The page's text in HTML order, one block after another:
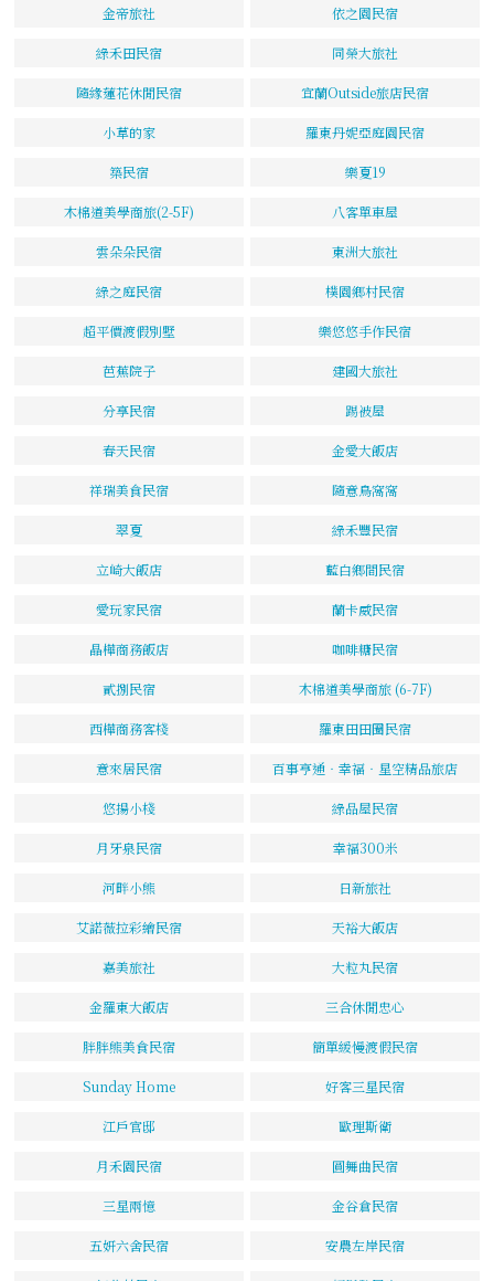
金帝旅社 依之園民宿
綠禾田民宿 同榮大旅社
隨緣蓮花休閒民宿 宜蘭Outside旅店民宿
小草的家 羅東丹妮亞庭園民宿
築民宿 樂夏19
木棉道美學商旅(2-5F) 八客單車屋
雲朵朵民宿 東洲大旅社
綠之庭民宿 樸園鄉村民宿
超平價渡假別墅 樂悠悠手作民宿
芭蕉院子 建國大旅社
分享民宿 踢被屋
春天民宿 金愛大飯店
祥瑞美食民宿 隨意鳥窩窩
翠夏 綠禾豐民宿
立崎大飯店 藍白鄉間民宿
愛玩家民宿 蘭卡威民宿
晶樺商務飯店 咖啡糖民宿
貳捌民宿 木棉道美學商旅 (6-7F)
西樺商務客棧 羅東田田圈民宿
意來居民宿 百事亨通‧幸福‧星空精品旅店
悠揚小棧 綠品屋民宿
月牙泉民宿 幸福300米
河畔小熊 日新旅社
艾諾薇拉彩繪民宿 天裕大飯店
嘉美旅社 大粒丸民宿
金羅東大飯店 三合休閒忠心
胖胖熊美食民宿 簡單緩慢渡假民宿
Sunday Home 好客三星民宿
江戶官邸 歐理斯衛
月禾園民宿 圓舞曲民宿
三星兩憶 金谷倉民宿
五妍六舍民宿 安農左岸民宿